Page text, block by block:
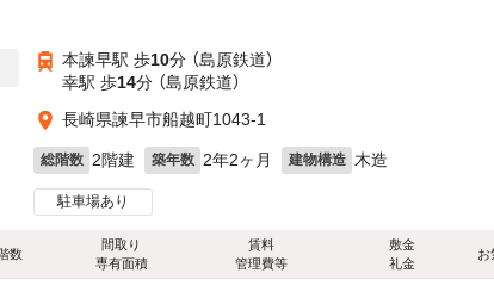
本諫早駅 歩10分 （島原鉄道）
幸駅 歩14分 （島原鉄道）
長崎県諫早市船越町1043-1
総階数 2階建 築年数 2年2ヶ月 建物構造 木造
駐車場あり
数
間取り
専有面積
賃料
管理費等
敷金
礼金
お